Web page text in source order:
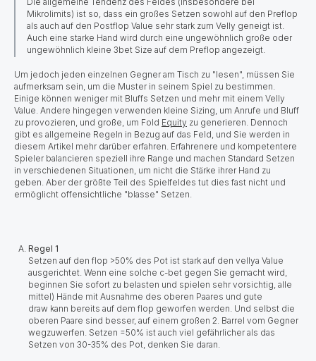
Mikrolimits) ist so, dass ein großes Setzen sowohl auf den Preflop
als auch auf den Postflop Value sehr stark zum Velly geneigt ist.
Auch eine starke Hand wird durch eine ungewöhnlich große oder
ungewöhnlich kleine 3bet Size auf dem Preflop angezeigt.
Um jedoch jeden einzelnen Gegner am Tisch zu "lesen", müssen Sie
aufmerksam sein, um die Muster in seinem Spiel zu bestimmen.
Einige können weniger mit Bluffs Setzen und mehr mit einem Velly
Value. Andere hingegen verwenden kleine Sizing, um Anrufe und Bluff
zu provozieren, und große, um Fold Equity zu generieren. Dennoch
gibt es allgemeine Regeln in Bezug auf das Feld, und Sie werden in
diesem Artikel mehr darüber erfahren. Erfahrenere und kompetentere
Spieler balancieren speziell ihre Range und machen Standard Setzen
in verschiedenen Situationen, um nicht die Stärke ihrer Hand zu
geben. Aber der größte Teil des Spielfeldes tut dies fast nicht und
ermöglicht offensichtliche "blasse" Setzen.
Regel 1
Setzen auf den flop >50% des Pot ist stark auf den vellya Value
ausgerichtet. Wenn eine solche c-bet gegen Sie gemacht wird,
beginnen Sie sofort zu belasten und spielen sehr vorsichtig, alle
mittel) Hände mit Ausnahme des oberen Paares und gute
draw kann bereits auf dem flop geworfen werden. Und selbst die
oberen Paare sind besser, auf einem großen 2. Barrel vom Gegner
wegzuwerfen. Setzen =50% ist auch viel gefährlicher als das
Setzen von 30-35% des Pot, denken Sie daran.